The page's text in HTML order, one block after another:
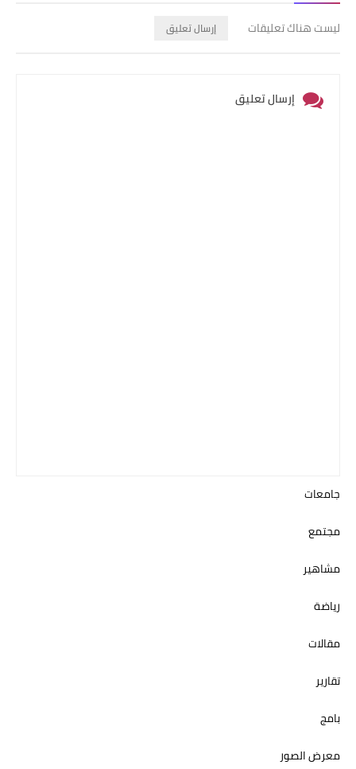
ليست هناك تعليقات إرسال تعليق
إرسال تعليق
جامعات
مجتمع
مشاهير
رياضة
مقالات
تقارير
بامج
معرض الصور